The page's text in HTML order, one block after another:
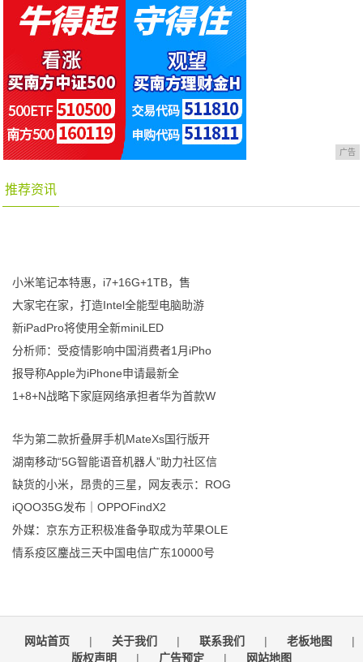
广告
推荐资讯
小米笔记本特惠，i7+16G+1TB，售
大家宅在家，打造Intel全能型电脑助游
新iPadPro将使用全新miniLED
分析师：受疫情影响中国消费者1月iPho
报导称Apple为iPhone申请最新全
1+8+N战略下家庭网络承担者华为首款W
华为第二款折叠屏手机MateXs国行版开
湖南移动“5G智能语音机器人”助力社区信
缺货的小米，昂贵的三星，网友表示：ROG
iQOO35G发布｜OPPOFindX2
外媒：京东方正积极准备争取成为苹果OLE
情系疫区鏖战三天中国电信广东10000号
网站首页 | 关于我们 | 联系我们 | 老板地图
|
版权声明
| 广告预定 | 网站地图